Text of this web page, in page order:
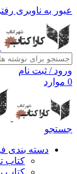
عبور به ناوبری
ورود / ثبت نام
0 موارد
جستجو
دسته بندی
کتاب